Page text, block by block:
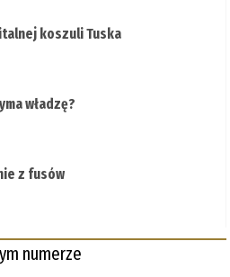
koszuli Tuska
władzę?
z fusów
numerze